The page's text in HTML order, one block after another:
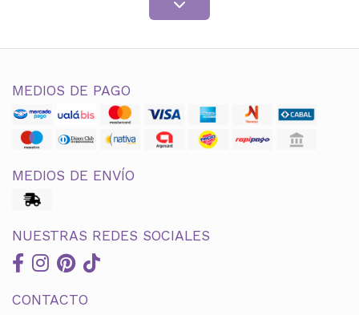
MEDIOS DE PAGO
MEDIOS DE ENVÍO
NUESTRAS REDES SOCIALES
CONTACTO